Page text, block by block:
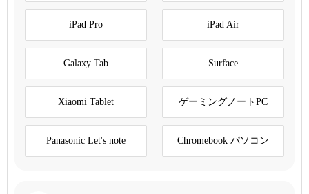
iPad Pro iPad Air
Galaxy Tab Surface
Xiaomi Tablet ゲーミングノートPC
Panasonic Let's note Chromebook パソコン